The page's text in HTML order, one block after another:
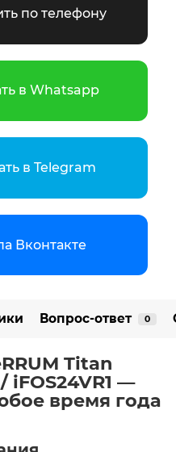
по телефону
в Whatsapp
в Telegram
Вконтакте
Вопрос-ответ 0
Titan
iFOS24VR1 —
время года